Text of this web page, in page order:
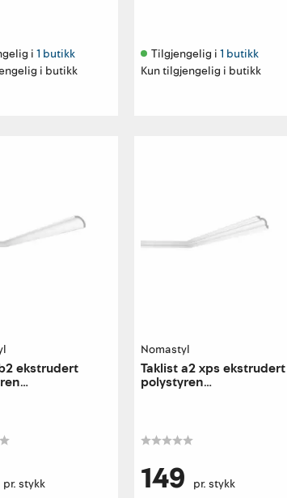
i 1 butikk
i butikk
Tilgjengelig i 1 butikk
Kun tilgjengelig i butikk
ekstrudert
pr. stykk
Nomastyl
Taklist a2 xps ekstrudert
polystyren
149 pr. stykk